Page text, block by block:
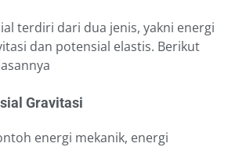
terdiri dari dua jenis, yakni energi
dan potensial elastis. Berikut
Gravitasi